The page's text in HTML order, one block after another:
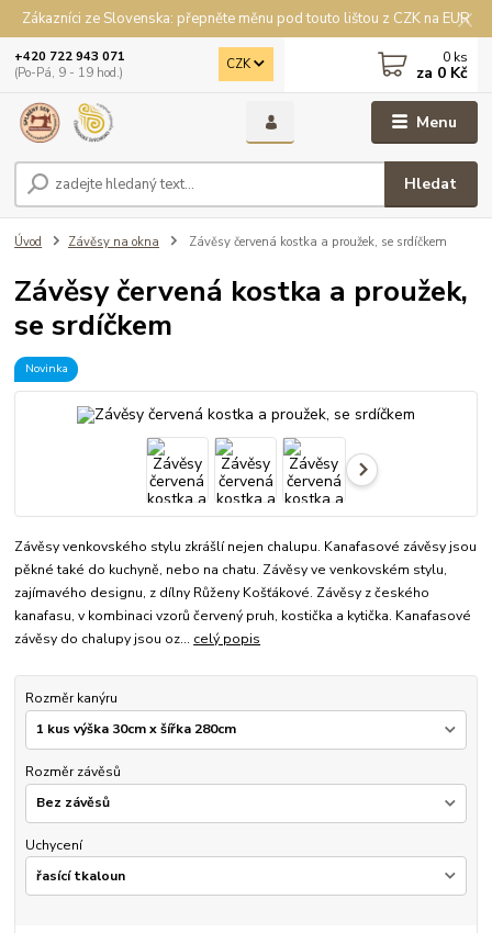
Zákazníci ze Slovenska: přepněte měnu pod touto lištou z CZK na EUR
Menu
CZK
Hledat
+420 722 943 071
(Po-Pá, 9 - 19 hod.)
0 ks
za 0 Kč
Úvod Závěsy na okna Závěsy červená kostka a proužek, se srdíčkem
Závěsy červená kostka a proužek,
se srdíčkem
Novinka
Závěsy venkovského stylu zkrášlí nejen chalupu. Kanafasové závěsy jsou
pěkné také do kuchyně, nebo na chatu. Závěsy ve venkovském stylu,
zajímavého designu, z dílny Růženy Košťákové. Závěsy z českého
kanafasu, v kombinaci vzorů červený pruh, kostička a kytička. Kanafasové
závěsy do chalupy jsou oz... celý popis
Rozměr kanýru
Rozměr závěsů
Uchycení